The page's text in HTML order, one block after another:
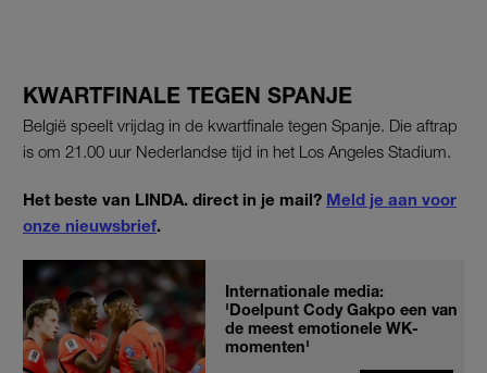
KWARTFINALE TEGEN SPANJE
België speelt vrijdag in de kwartfinale tegen Spanje. Die aftrap
is om 21.00 uur Nederlandse tijd in het Los Angeles Stadium.
Het beste van LINDA. direct in je mail? Meld je aan voor
onze nieuwsbrief.
Internationale media:
'Doelpunt Cody Gakpo een van
de meest emotionele WK-
momenten'